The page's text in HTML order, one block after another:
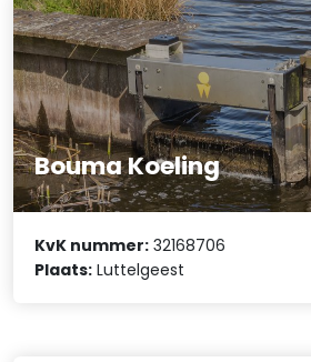
Bouma Koeling
KvK nummer: 32168706
Plaats: Luttelgeest